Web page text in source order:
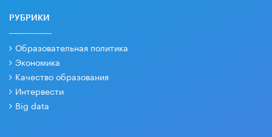
РУБРИКИ
Образовательная политика
Экономика
Качество образования
Интервести
Big data